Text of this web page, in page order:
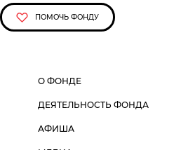
ПОМОЧЬ ФОНДУ
О ФОНДЕ
ДЕЯТЕЛЬНОСТЬ ФОНДА
АФИША